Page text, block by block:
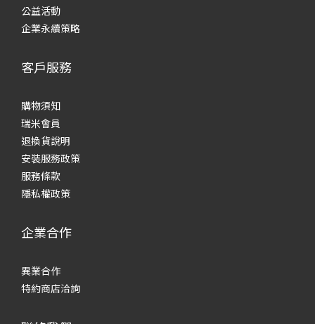
公益活動
企業永續策略
客戶服務
購物須知
瑞米會員
退換貨說明
安裝服務政策
服務條款
隱私權政策
企業合作
異業合作
特約商店洽詢